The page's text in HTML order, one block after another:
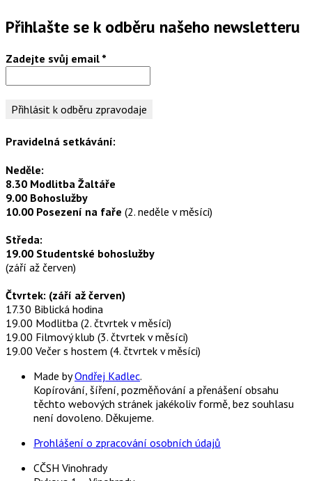
Přihlašte se k odběru našeho newsletteru
Zadejte svůj email *
Pravidelná setkávání:
Neděle:
8.30 Modlitba Žaltáře
9.00 Bohoslužby
10.00 Posezení na faře (2. neděle v měsíci)
Středa:
19.00 Studentské bohoslužby
(září až červen)
Čtvrtek: (září až červen)
17.30 Biblická hodina
19.00 Modlitba (2. čtvrtek v měsíci)
19.00 Filmový klub (3. čtvrtek v měsíci)
19.00 Večer s hostem (4. čtvrtek v měsíci)
Made byOndřej Kadlec.
Kopírování, šíření, pozměňování a přenášení obsahu
těchto webových stránek jakékoliv formě, bez souhlasu
není dovoleno. Děkujeme.
Prohlášení o zpracování osobních údajů
CČSH Vinohrady